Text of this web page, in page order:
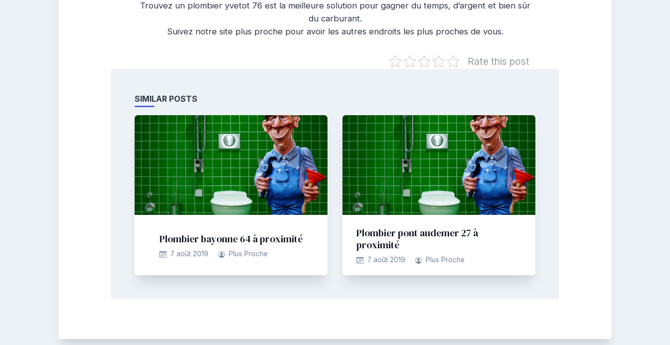
Trouvez un plombier yvetot 76 est la meilleure solution pour gagner du temps, d’argent et bien sûr
du carburant.
Suivez notre site plus proche pour avoir les autres endroits les plus proches de vous.
Rate this post
SIMILAR POSTS
Plombier bayonne 64 à proximité
7 août 2019 Plus Proche
Plombier pont audemer 27 à
proximité
7 août 2019 Plus Proche